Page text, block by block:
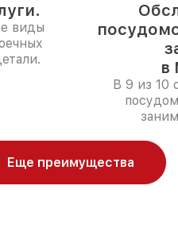
виды
в
В 9 из 10
Еще преимущества